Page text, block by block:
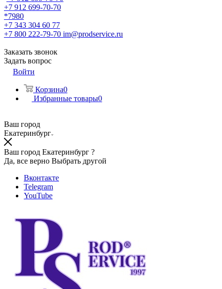
+7 912 699-70-70
*7980
+7 343 304 60 77
+7 800 222-79-70 im@prodservice.ru
Заказать звонок
Задать вопрос
Войти
Корзина0
Избранные товары0
Ваш город
Екатеринбург
Ваш город Екатеринбург ?
Да, все верно Выбрать другой
Вконтакте
Telegram
YouTube